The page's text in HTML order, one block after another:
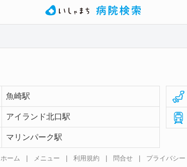
魚崎駅
アイランド北口駅
マリンパーク駅
ホーム メニュー 利用規約 問合せ
プライバシー